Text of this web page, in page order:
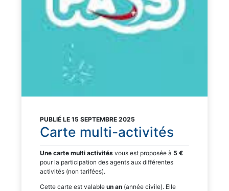
PUBLIÉ LE 15 SEPTEMBRE 2025
Carte multi-activités
Une carte multi activités vous est proposée à 5 €
pour la participation des agents aux différentes
activités (non tarifées).
Cette carte est valable un an (année civile). Elle